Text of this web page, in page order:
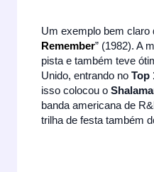
Um exemplo bem claro
Remember” (1982). A
pista e também teve
Unido, entrando noTop
isso colocou o
banda americana de
trilha de festa também